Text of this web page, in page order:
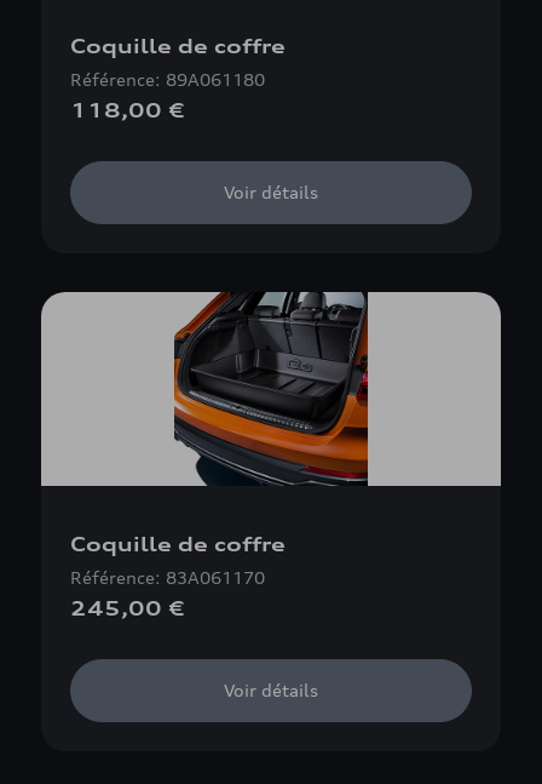
Coquille de coffre
Référence: 89A061180
118,00 €
Voir détails
Coquille de coffre
Référence: 83A061170
245,00 €
Voir détails